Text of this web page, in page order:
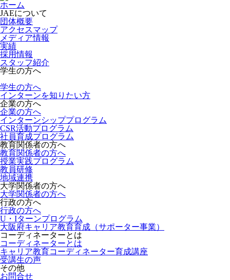
ホーム
JAEについて
団体概要
アクセスマップ
メディア情報
実績
採用情報
スタッフ紹介
学生の方へ
学生の方へ
インターンを知りたい方
企業の方へ
企業の方へ
インターンシッププログラム
CSR活動プログラム
社員育成プログラム
教育関係者の方へ
教育関係者の方へ
授業実践プログラム
教員研修
地域連携
大学関係者の方へ
大学関係者の方へ
行政の方へ
行政の方へ
U・Iターンプログラム
大阪府キャリア教育育成（サポーター事業）
コーディネーターとは
コーディネーターとは
キャリア教育コーディネーター育成講座
受講生の声
その他
お問合せ